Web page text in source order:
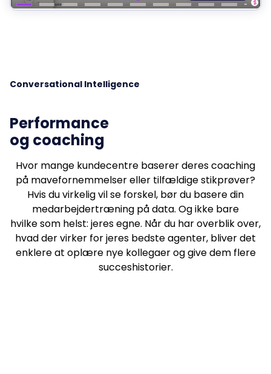
Conversational Intelligence
Performance
og coaching
Hvor mange kundecentre baserer deres coaching
på mavefornemmelser eller tilfældige stikprøver?
Hvis du virkelig vil se forskel, bør du basere din
medarbejdertræning på data. Og ikke bare
hvilke som helst: jeres egne. Når du har overblik over,
hvad der virker for jeres bedste agenter, bliver det
enklere at oplære nye kollegaer og give dem flere
succeshistorier.